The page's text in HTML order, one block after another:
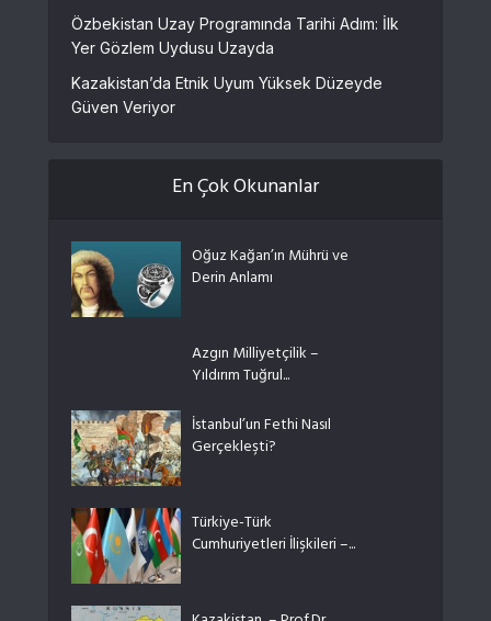
Özbekistan Uzay Programında Tarihi Adım: İlk
Yer Gözlem Uydusu Uzayda
Kazakistan’da Etnik Uyum Yüksek Düzeyde
Güven Veriyor
En Çok Okunanlar
Oğuz Kağan’ın Mührü ve
Derin Anlamı
Azgın Milliyetçilik –
Yıldırım Tuğrul...
İstanbul’un Fethi Nasıl
Gerçekleşti?
Türkiye-Türk
Cumhuriyetleri İlişkileri –...